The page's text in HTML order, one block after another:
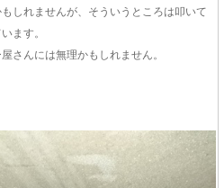
しれませんが、そういうところは叩いて
ます。
さんには無理かもしれません。